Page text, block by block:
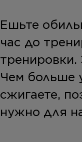
Ешьте
час до
Чем больше
сжигаете,
нужно для